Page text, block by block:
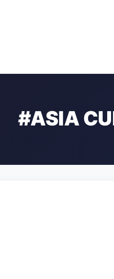
#ASIA